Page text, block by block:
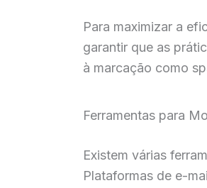
Para maximizar a
garantir que as
à marcação como
Ferramentas para
Existem várias
Plataformas de e-